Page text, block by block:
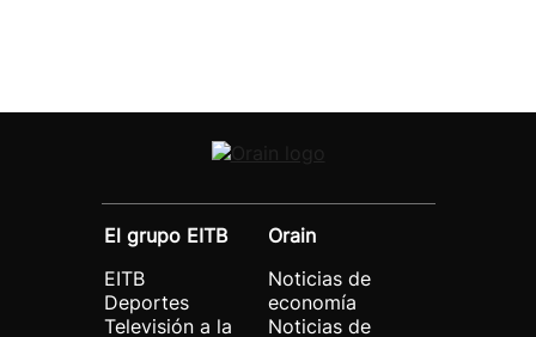
El grupo EITB
EITB
Deportes
Televisión a la
Orain
Noticias de
economía
Noticias de